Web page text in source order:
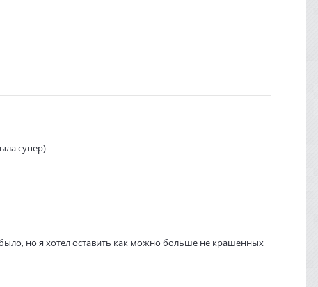
супер)
но я хотел оставить как можно больше не крашенных